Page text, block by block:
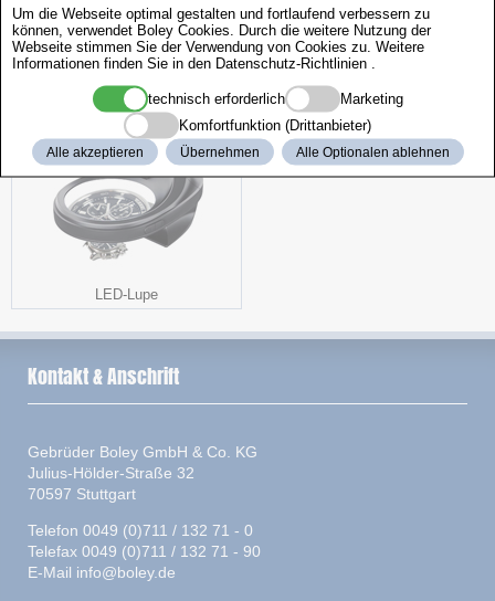
Beizgerät Minigrip-Beutel
LED-Lupe
Um die Webseite optimal gestalten und fortlaufend verbessern zu
können, verwendet Boley Cookies. Durch die weitere Nutzung der
Webseite stimmen Sie der Verwendung von Cookies zu. Weitere
Informationen finden Sie in den Datenschutz-Richtlinien
technisch erforderlich
Marketing
Komfortfunktion (Drittanbieter)
Alle akzeptieren Übernehmen Alle Optionalen ablehnen
Kontakt & Anschrift
Gebrüder Boley GmbH & Co. KG
Julius-Hölder-Straße 32
70597 Stuttgart
Telefon 0049 (0)711 / 132 71 - 0
Telefax 0049 (0)711 / 132 71 - 90
E-Mail info@boley.de